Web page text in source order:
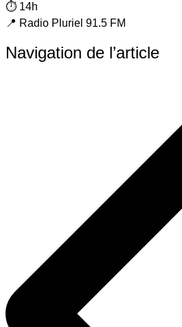
⏱️ 14h
📍 Radio Pluriel 91.5 FM
Navigation de l’article